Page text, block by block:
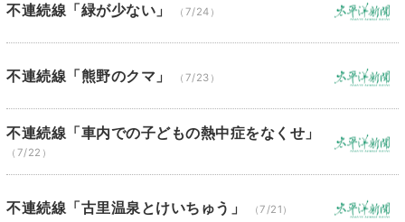
不連続線「緑が少ない」 （7/24）
不連続線「熊野のクマ」 （7/23）
不連続線「車内での子どもの熱中症をなくせ」
（7/22）
不連続線「古里温泉とけいちゅう」 （7/21）